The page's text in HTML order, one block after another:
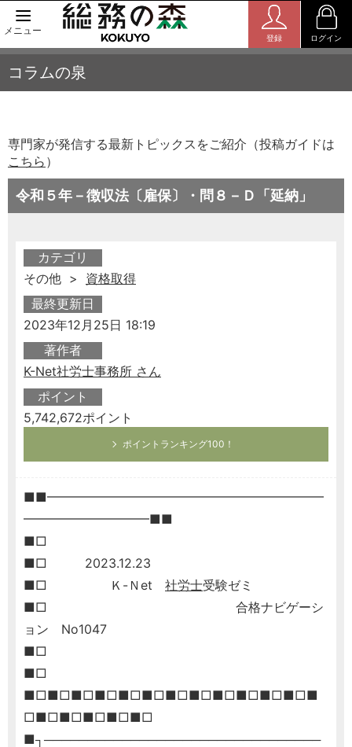
メニュー
登録 ログイン
コラムの泉
専門家が発信する最新トピックスをご紹介（投稿ガイドは
こちら ）
令和５年－徴収法〔雇保〕・問８－Ｄ「延納」
カテゴリ
その他 > 資格取得
最終更新日
2023年12月25日 18:19
著作者
K-Net社労士事務所 さん
ポイント
5,742,672ポイント
ポイントランキング100！
■■━━━━━━━━━━━━━━━━━━━━━━
━━━━━━━━━━■■
■□
■□ 2023.12.23
■□ Ｋ-Ｎet 社労士受験ゼミ
■□ 合格ナビゲーシ
ョン No1047
■□
■□
■□■□■□■□■□■□■□■□■□■□■□■□■
□■□■□■□■□■□
■┐────────────────────────────────